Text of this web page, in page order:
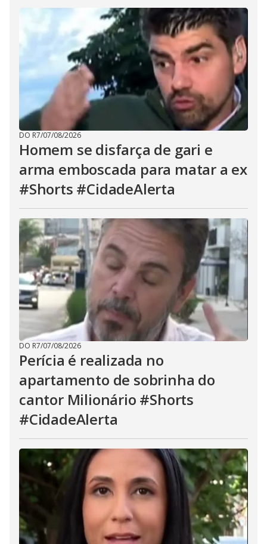
DO R7/07/08/2026
Homem se disfarça de gari e
arma emboscada para matar a ex
#Shorts #CidadeAlerta
DO R7/07/08/2026
Perícia é realizada no
apartamento de sobrinha do
cantor Milionário #Shorts
#CidadeAlerta